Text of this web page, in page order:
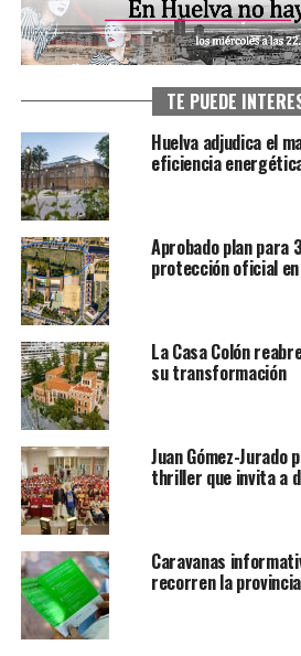
TE PUEDE
Huelva adjudica el
eficiencia
Aprobado plan para
protección oficial
La Casa Colón
su transformación
Juan Gómez-Jurado
thriller que invita a
Caravanas
recorren la provincia